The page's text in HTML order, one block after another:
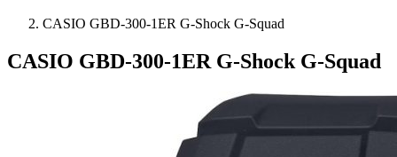
CASIO GBD-300-1ER G-Shock G-Squad
CASIO GBD-300-1ER G-Shock G-Squad